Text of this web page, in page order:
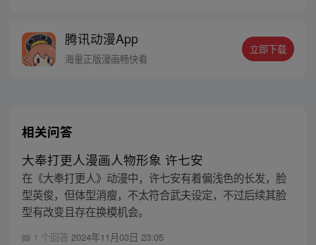
者卖报小郎君同名小说 QQ群号：
799493374
腾讯动漫App
海量正版漫画畅快看
立即下载
相关问答
大奉打更人漫画人物形象 许七安
在《大奉打更人》动漫中，许七安有着偏浅色的长发，脸
型英俊，但体型消瘦，不太符合武夫设定，不过后续其脸
型有改变且存在换模机会。
1 个回答 2024年11月03日 23:05